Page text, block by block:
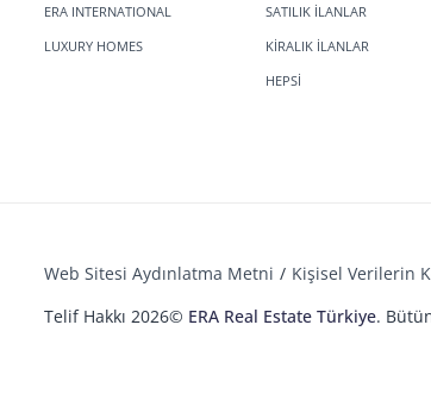
ERA INTERNATIONAL
LUXURY HOMES
SATILIK İLANLAR
KİRALIK İLANLAR
HEPSİ
Web Sitesi Aydınlatma Metni Kişisel Verilerin
Telif Hakkı 2026© ERA Real Estate Türkiye.